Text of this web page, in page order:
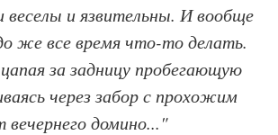
и язвительны. И вообще
же все время что-то делать.
за задницу пробегающую
через забор с прохожим
вечернего домино..."